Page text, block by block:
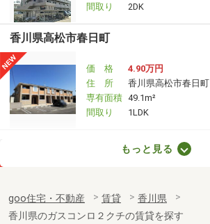
間取り
2DK
香川県高松市春日町
価 格
4.90万円
住 所
香川県高松市春日町
専有面積 49.1m²
間取り
1LDK
香川県綾歌郡宇多津町新開
専有面積
22.7m²
間取り
1K
もっと見る
goo住宅・不動産 賃貸
香川県
香川県のガスコンロ２クチの賃貸を探す